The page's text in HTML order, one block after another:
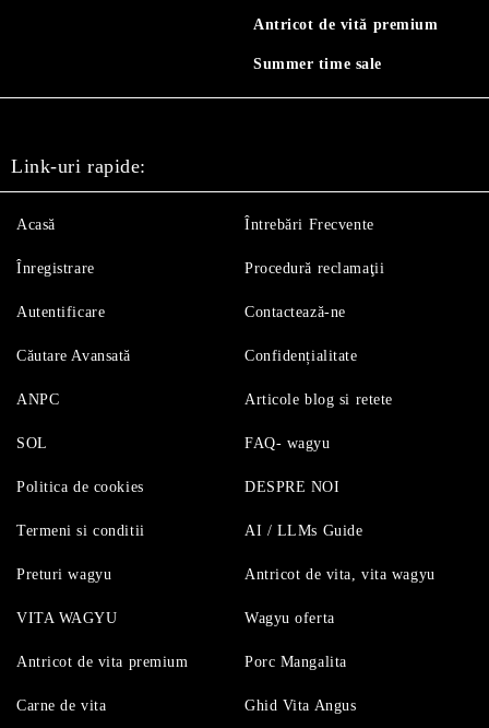
Antricot de vită premium
Summer time sale
Link-uri rapide:
Acasă
Înregistrare
Autentificare
Căutare Avansată
Întrebări Frecvente
Procedură reclamaţii
Contactează-ne
Confidențialitate
ANPC
SOL
Politica de cookies
Termeni si conditii
Articole blog si retete
FAQ- wagyu
DESPRE NOI
AI / LLMs Guide
Preturi wagyu
VITA WAGYU
Antricot de vita premium
Carne de vita
Antricot de vita, vita wagyu
Wagyu oferta
Porc Mangalita
Ghid Vita Angus